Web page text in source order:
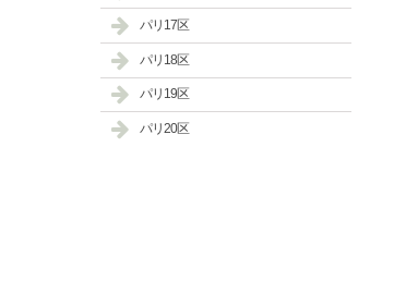
パリ17区
パリ18区
パリ19区
パリ20区